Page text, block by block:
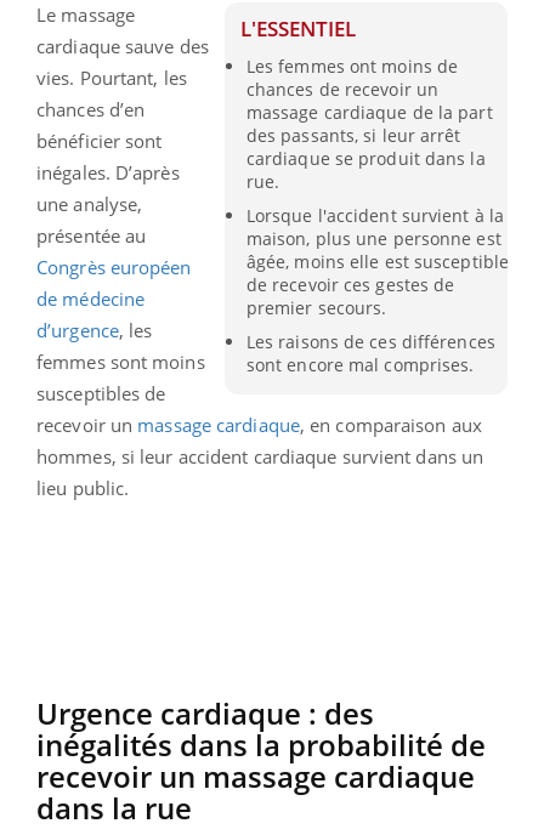
L'ESSENTIEL
Les femmes ont moins de
chances de recevoir un
massage cardiaque de la part
des passants, si leur arrêt
cardiaque se produit dans la
rue.
Lorsque l'accident survient à la
maison, plus une personne est
âgée, moins elle est susceptible
de recevoir ces gestes de
premier secours.
Les raisons de ces différences
sont encore mal comprises.
Le massage
cardiaque sauve des
vies. Pourtant, les
chances d’en
bénéficier sont
inégales. D’après
une analyse,
présentée au
Congrès européen
de médecine
d’urgence, les
femmes sont moins
susceptibles de
recevoir un massage cardiaque, en comparaison aux
hommes, si leur accident cardiaque survient dans un
lieu public.
Urgence cardiaque : des
inégalités dans la probabilité de
recevoir un massage cardiaque
dans la rue